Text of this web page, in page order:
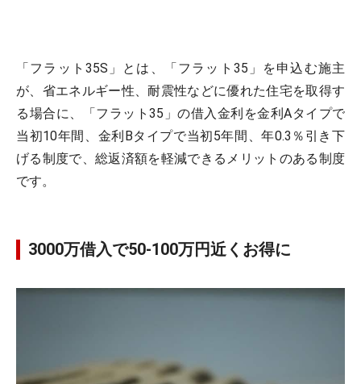
「フラット35S」とは、「フラット35」を申込む施主
が、省エネルギー性、耐震性などに優れた住宅を取得す
る場合に、「フラット35」の借入金利を金利Aタイプで
当初10年間、金利Bタイプで当初5年間、年0.3％引き下
げる制度で、総返済額を軽減できるメリットのある制度
です。
3000万借入で50-100万円近くお得に